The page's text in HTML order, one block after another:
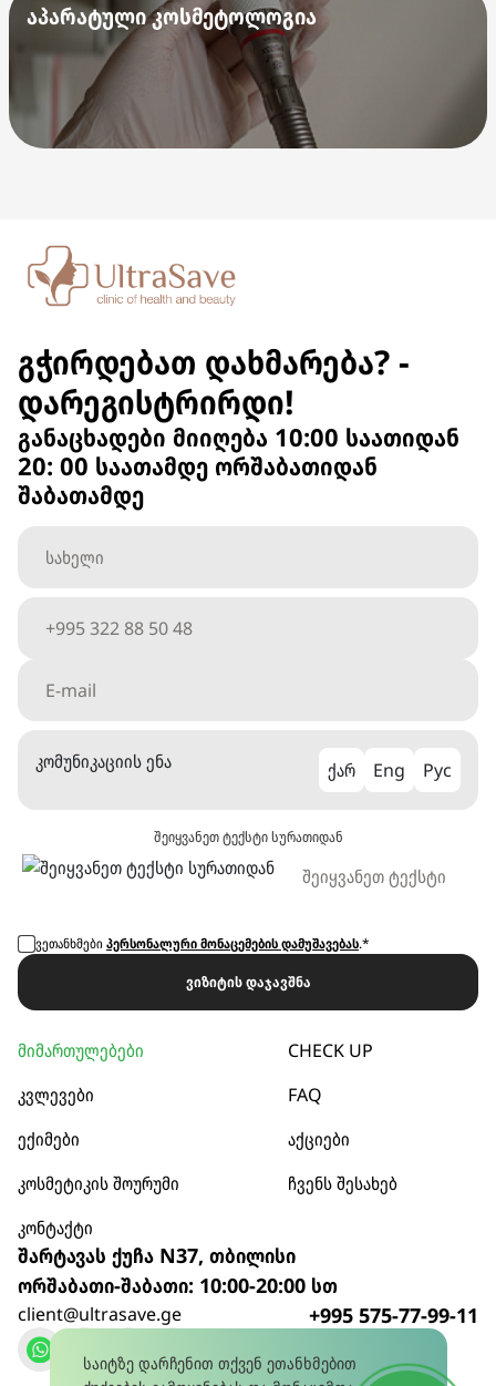
აპარატული კოსმეტოლოგია
საიტზე დარჩენით თქვენ ეთანხმებით
გჭირდებათ დახმარება? -
დარეგისტრირდი!
განაცხადები მიიღება 10:00 საათიდან
20: 00 საათამდე ორშაბათიდან
შაბათამდე
კომუნიკაციის ენა ქარ Eng Рус
შეიყვანეთ ტექსტი სურათიდან
ვეთანხმებიპერსონალური მონაცემების დამუშავებას.*
ვიზიტის დაჯავშნა
მიმართულებები
CHECK UP
კვლევები
FAQ
ექიმები
აქციები
კოსმეტიკის შოურუმი
ჩვენს შესახებ
კონტაქტი
შარტავას ქუჩა N37, თბილისი
ორშაბათი-შაბათი: 10:00-20:00 სთ
client@ultrasave.ge +995 575-77-99-11